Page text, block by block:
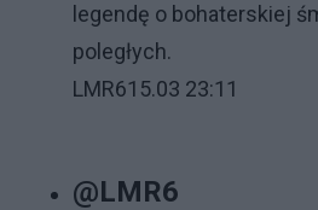
legendę o bohaterskiej
poległych.
LMR615.03 23:11
@LMR6